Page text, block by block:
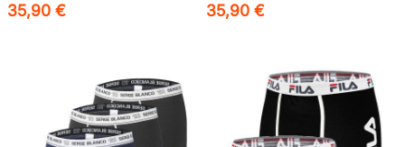
35,90 € 35,90 €